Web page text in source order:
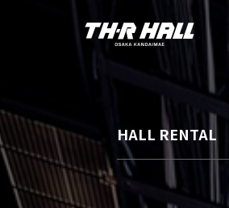
HALL RENTAL